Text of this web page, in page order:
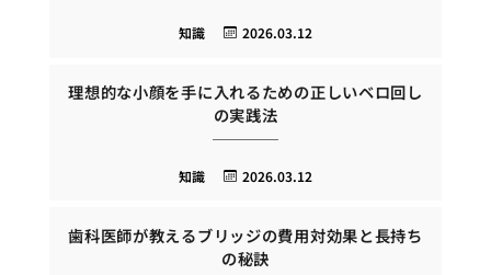
2026.03.12
知識
理想的な小顔を手に入れるための正しいベロ回し
の実践法
2026.03.12
知識
歯科医師が教えるブリッジの費用対効果と長持ち
の秘訣